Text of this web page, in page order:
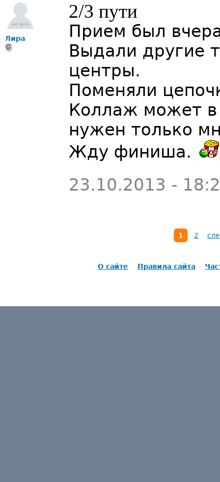
Лира
2/3 пути
Прием был
Выдали другие
центры.
Поменяли
Коллаж может в
нужен только
Жду финиша.
23.10.2013 -
1 2
О сайте Правила сайта